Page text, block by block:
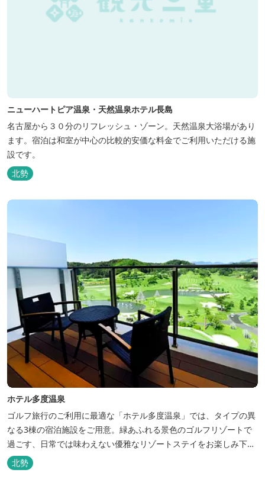
ニューハートピア温泉・天然温泉ホテル長島
名古屋から３０分のリフレッシュ・ゾーン。天然温泉大浴場があり
ます。宿泊は和室が中心の比較的安価な料金でご利用いただける施
設です。
北勢
ホテル多度温泉
ゴルフ旅行のご利用に最適な「ホテル多度温泉」では、タイプの異
なる3棟の宿泊施設をご用意。緑あふれる景色のゴルフリゾートで
過ごす、日常では味わえない優雅なリゾートステイをお楽しみ下さ
い。
北勢